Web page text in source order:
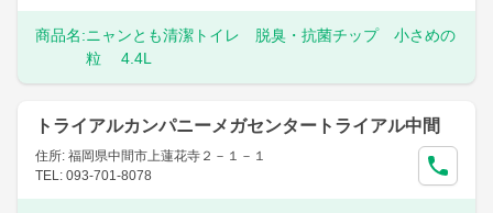
商品名:ニャンとも清潔トイレ 脱臭・抗菌チップ 小さめの
粒 4.4L
トライアルカンパニーメガセンタートライアル中間
住所: 福岡県中間市上蓮花寺２－１－１
TEL: 093-701-8078